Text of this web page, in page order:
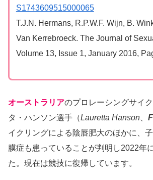
S1743609515000065
T.J.N. Hermans, R.P.W.F. Wijn, B.
Van Kerrebroeck. The Journal of
Volume 13, Issue 1, January 2016,
オーストラリアのプロレーシングサイ
タ・ハンソン選手（Lauretta Hanson
イクリングによる陰唇肥大のほかに、
膜症も患っていることが判明し2022年
た。現在は競技に復帰しています。